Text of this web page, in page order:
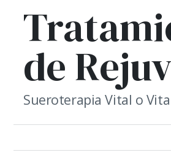
de
Sueroterapia Vital o